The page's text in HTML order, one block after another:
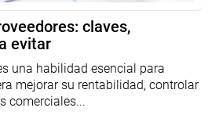
claves,
evitar
una habilidad esencial para
mejorar su rentabilidad, controlar
comerciales...